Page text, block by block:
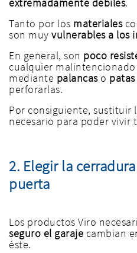
extremadamente débiles.
Tanto por los materiales
son muy vulnerables a los
En general, son poco
cualquier
mediante palancaso
perforarlas.
Por consiguiente, sustituir
necesario para poder vivir
2. Elegir la
puerta
Los productos Viro
seguro el garaje cambian
éste.